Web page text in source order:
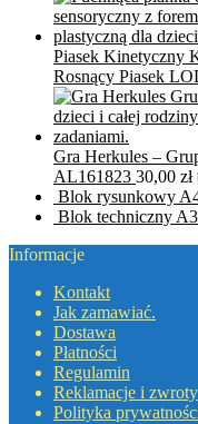
Piasek Kinetyczny
Rosnący Piasek
Gra Herkules –
AL161823 30,00 zł
Blok rysunkowy
Blok techniczny
Informacje
Kontakt
Jak zamawiać.
Dostawa
Płatności
Regulamin
Reklamacje i zwroty
Polityka